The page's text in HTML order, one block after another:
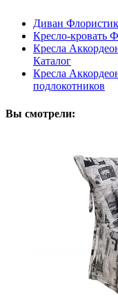
Диван
Кресло-кровать
Кресла
Каталог
Кресла
подлокотников
Вы смотрели: